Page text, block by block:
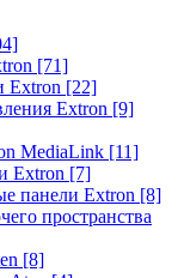
[71]
Extron [22]
Extron [9]
MediaLink [11]
Extron [7]
панели Extron [8]
пространства
[8]